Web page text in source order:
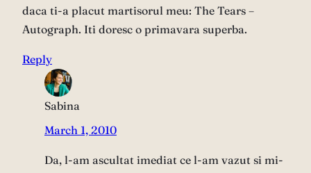
daca ti-a placut martisorul meu: The Tears –
Autograph. Iti doresc o primavara superba.
Reply
Sabina
March 1, 2010
Da, l-am ascultat imediat ce l-am vazut si mi-